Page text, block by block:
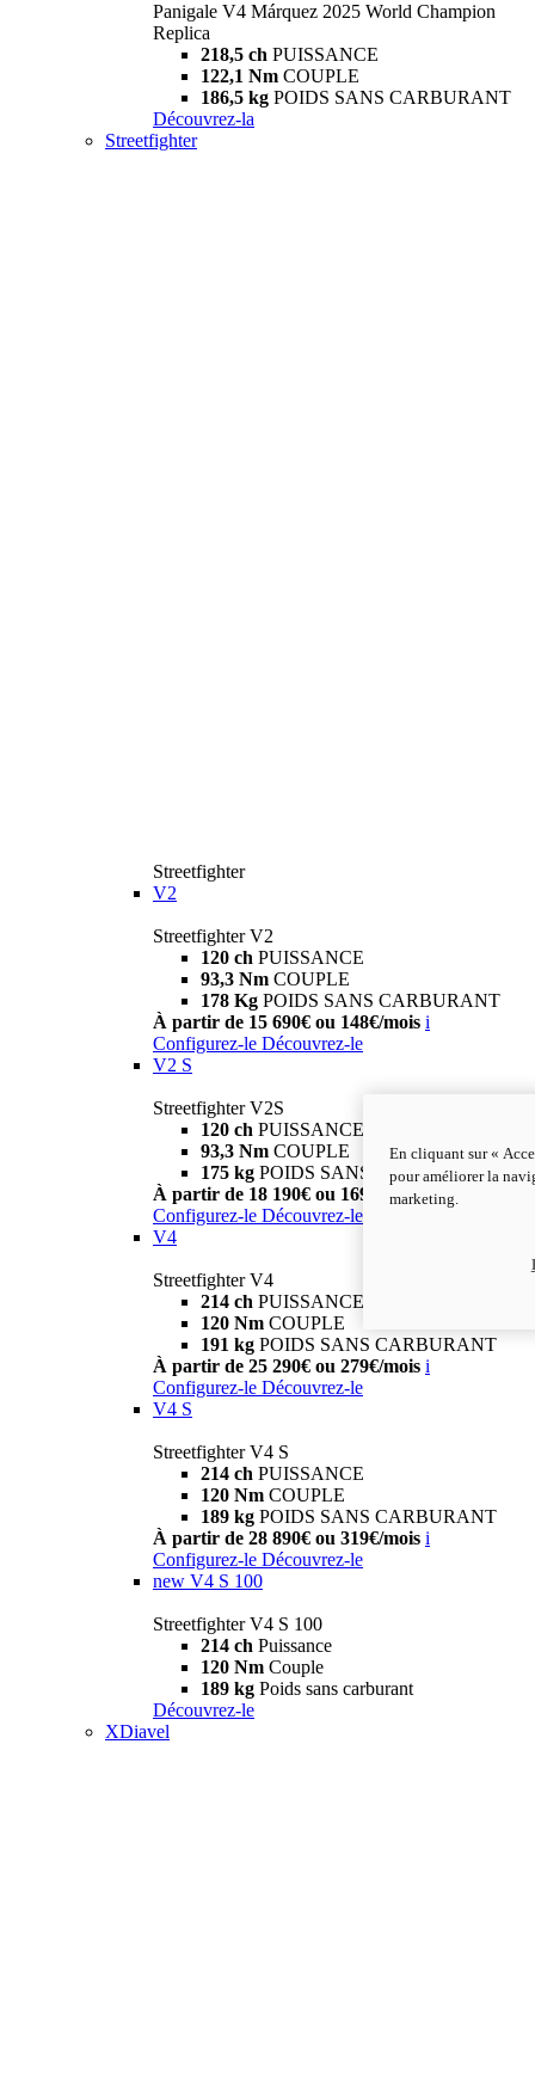
Panigale V4 Márquez 2025 World Champion
Replica
218,5 ch PUISSANCE
122,1 Nm COUPLE
186,5 kg POIDS SANS CARBURANT
Découvrez-la
Streetfighter
Streetfighter
V2
Streetfighter V2
120 ch PUISSANCE
93,3 Nm COUPLE
178 Kg POIDS SANS CARBURANT
À partir de 15 690€ ou 148€/mois i
Configurez-le Découvrez-le
V2 S
Streetfighter V2S
120 ch PUISSANCE
93,3 Nm COUPLE
175 kg POIDS SANS CARBURANT
À partir de 18 190€ ou 169€/mois i
Configurez-le Découvrez-le
V4
Streetfighter V4
214 ch PUISSANCE
120 Nm COUPLE
191 kg POIDS SANS CARBURANT
À partir de 25 290€ ou 279€/mois i
Configurez-le Découvrez-le
V4 S
Streetfighter V4 S
214 ch PUISSANCE
120 Nm COUPLE
189 kg POIDS SANS CARBURANT
À partir de 28 890€ ou 319€/mois i
Configurez-le Découvrez-le
new V4 S 100
Streetfighter V4 S 100
214 ch Puissance
120 Nm Couple
189 kg Poids sans carburant
Découvrez-le
XDiavel
En cliquant sur «
pour améliorer la
marketing.